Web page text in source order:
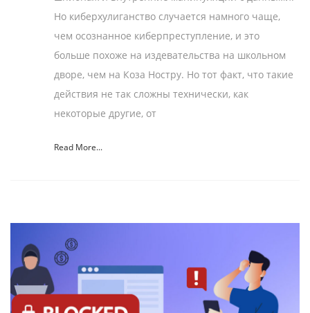
Но киберхулиганство случается намного чаще,
чем осознанное киберпреступление, и это
больше похоже на издевательства на школьном
дворе, чем на Коза Ностру. Но тот факт, что такие
действия не так сложны технически, как
некоторые другие, от
Read More...